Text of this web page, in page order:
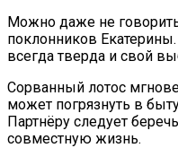
Можно даже не
поклонников
всегда тверда и свой
Сорванный лотос
может погрязнуть в
Партнёру следует
совместную жизнь.